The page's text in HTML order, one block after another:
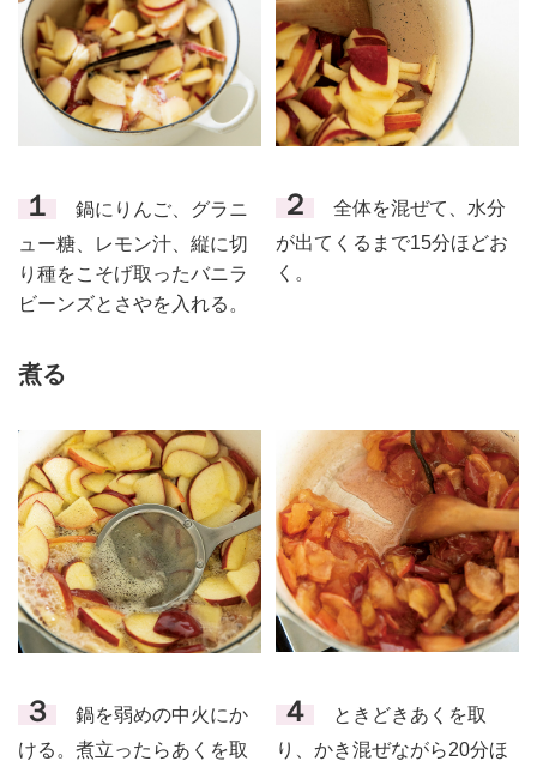
１
鍋にりんご、グラニ
ュー糖、レモン汁、縦に切
り種をこそげ取ったバニラ
ビーンズとさやを入れる。
２
全体を混ぜて、水分
が出てくるまで15分ほどお
く。
煮る
３
鍋を弱めの中火にか
ける。煮立ったらあくを取
４
ときどきあくを取
り、かき混ぜながら20分ほ